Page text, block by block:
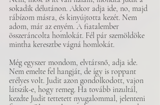
sokadik délutánon. Akkor adja ide, no, majd
rábízom másra, és kinyújtotta kezét. Nem
adom, már az enyém. A fiatalember
összeráncolta homlokát. Fél pár szemöldöke
mintha keresztbe vágná homlokát.
Még egyszer mondom, elvtársnő, adja ide.
Nem emelte fel hangját, de így is roppant
erélyes volt. Judit azon gondolkodott, vajon
látszik-e, hogy remeg. Ha tovább inzultál,
kezdte Judit tettetett nyugalommal, jelenteni